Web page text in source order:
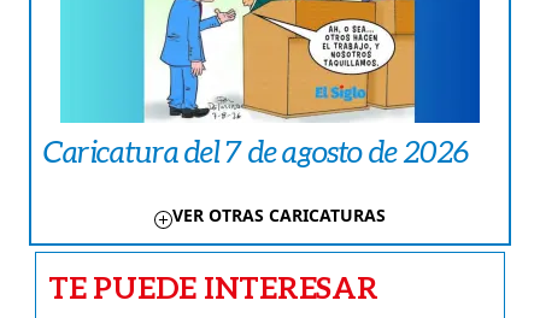
Caricatura del 7 de agosto de 2026
VER OTRAS CARICATURAS
TE PUEDE INTERESAR